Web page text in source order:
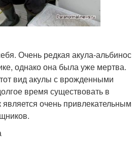
Очень редкая акула-альбинос
однако она была уже мертва.
вид акулы с врожденными
время существовать в
является очень привлекательным